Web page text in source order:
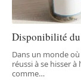
Disponibilité
Dans un monde
réussi à se hisser à
comme…